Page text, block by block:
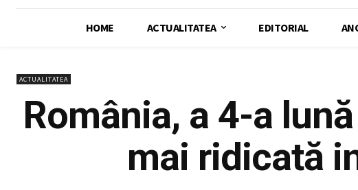
HOME ACTUALITATEA EDITORIAL
ACTUALITATEA
România, a 4-a
mai ridicată